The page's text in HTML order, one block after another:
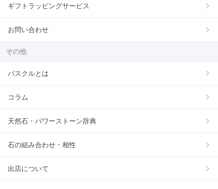
ギフトラッピングサービス
お問い合わせ
その他
パスクルとは
コラム
天然石・パワーストーン辞典
石の組み合わせ・相性
出店について